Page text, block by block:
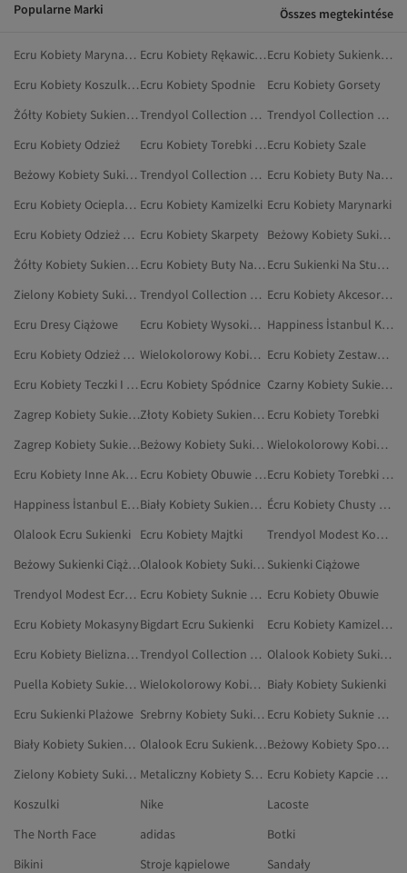
Popularne Marki Összes megtekintése
Ecru Kobiety Marynarki I Kamizelki Ecru Kobiety Rękawiczki
Ecru Kobiety Sukienki Plus Size
Ecru Kobiety Koszulki CiążoweEcru Kobiety Spodnie
Ecru Kobiety Gorsety
Żółty Kobiety Sukienki Ciążowe
Trendyol Collection Kobiety Sukienki Na Studniówkę
Trendyol Collection Kobiety Sukienki
Ecru Kobiety Odzież
Ecru Kobiety Torebki WieczoroweEcru Kobiety Szale
Beżowy Kobiety Sukienki Ciążowe
Trendyol Collection Ecru Sukienki
Ecru Kobiety Buty Na Koturnie
Ecru Kobiety Ocieplacze Na Szyję Ecru Kobiety Kamizelki Ecru Kobiety Marynarki
Ecru Kobiety Odzież Ciążowa Ecru Kobiety Skarpety
Beżowy Kobiety Sukienki Na Studniówkę
Żółty Kobiety Sukienki Na Studniówkę
Ecru Kobiety Buty Na Co Dzień
Ecru Sukienki Na Studniówkę
Zielony Kobiety Sukienki Ciążowe
Trendyol Collection Ecru Sukienki Na Studniówkę
Ecru Kobiety Akcesoria Do Włosów
Ecru Dresy Ciążowe
Ecru Kobiety Wysokie Kozaki
Happiness İstanbul Kobiety Sukienki
Ecru Kobiety Odzież Domowa
Wielokolorowy Kobiety Sukienki Ciążowe
Ecru Kobiety Zestawy Dwuczęściowe
Ecru Kobiety Teczki I Kopertówki Ecru Kobiety Spódnice
Czarny Kobiety Sukienki Ciążowe
Zagrep Kobiety Sukienki
Złoty Kobiety Sukienki Na Studniówkę Ecru Kobiety Torebki
Zagrep Kobiety Sukienki Na Studniówkę
Beżowy Kobiety Sukienki
Wielokolorowy Kobiety Sukienki Na Studniówkę
Ecru Kobiety Inne Akcesoria
Ecru Kobiety Obuwie Wieczorowe
Ecru Kobiety Torebki Na Ramię
Happiness İstanbul Ecru Sukienki
Biały Kobiety Sukienki Ciążowe
Écru Kobiety Chusty Na Głowę
Olalook Ecru Sukienki
Ecru Kobiety Majtki
Trendyol Modest Kobiety Sukienki
Beżowy Sukienki Ciążowe
Olalook Kobiety Sukienki Ciążowe Sukienki Ciążowe
Trendyol Modest Ecru Sukienki
Ecru Kobiety Suknie Ślubne Ecru Kobiety Obuwie
Ecru Kobiety MokasynyBigdart Ecru Sukienki
Ecru Kobiety Kamizelki Z Dzianiny
Ecru Kobiety Bielizna I Piżamy
Trendyol Collection Kobiety Sukienki Plażowe
Olalook Kobiety Sukienki
Puella Kobiety Sukienki
Wielokolorowy Kobiety Sukienki Biały Kobiety Sukienki
Ecru Sukienki Plażowe
Srebrny Kobiety Sukienki Na Studniówkę
Ecru Kobiety Suknie Wieczorowe I Studniówkowe
Biały Kobiety Sukienki Na Studniówkę
Olalook Ecru Sukienki Na Studniówkę
Beżowy Kobiety Spodnie Ciążowe
Zielony Kobiety Sukienki Na Studniówkę
Metaliczny Kobiety Sukienki Ciążowe
Ecru Kobiety Kapcie Domowe
Koszulki
Nike
Lacoste
The North Face
adidas
Botki
Bikini
Stroje kąpielowe
Sandały